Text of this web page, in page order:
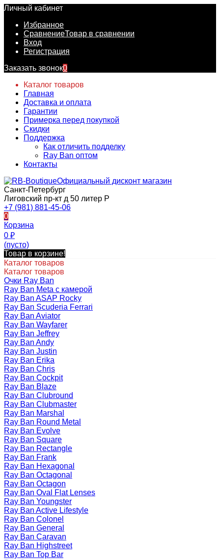
Личный кабинет
Избранное
СравнениеТовар в сравнении
Вход
Регистрация
Заказать звонок0
Каталог товаров
Главная
Доставка и оплата
Гарантии
Примерка перед покупкой
Скидки
Поддержка
Как отличить подделку
Ray Ban оптом
Контакты
Официальный дисконт магазин
Санкт-Петербург
Лиговский пр-кт д 50 литер Р
+7 (981) 881-45-06
0
Корзина
0 ₽
(пусто)
Товар в корзине!
Каталог товаров
Каталог товаров
Очки Ray Ban
Ray Ban Meta с камерой
Ray Ban ASAP Rocky
Ray Ban Scuderia Ferrari
Ray Ban Aviator
Ray Ban Wayfarer
Ray Ban Jeffrey
Ray Ban Andy
Ray Ban Justin
Ray Ban Erika
Ray Ban Chris
Ray Ban Cockpit
Ray Ban Blaze
Ray Ban Clubround
Ray Ban Clubmaster
Ray Ban Marshal
Ray Ban Round Metal
Ray Ban Evolve
Ray Ban Square
Ray Ban Rectangle
Ray Ban Frank
Ray Ban Hexagonal
Ray Ban Octagonal
Ray Ban Octagon
Ray Ban Oval Flat Lenses
Ray Ban Youngster
Ray Ban Active Lifestyle
Ray Ban Colonel
Ray Ban General
Ray Ban Caravan
Ray Ban Highstreet
Ray Ban Top Bar